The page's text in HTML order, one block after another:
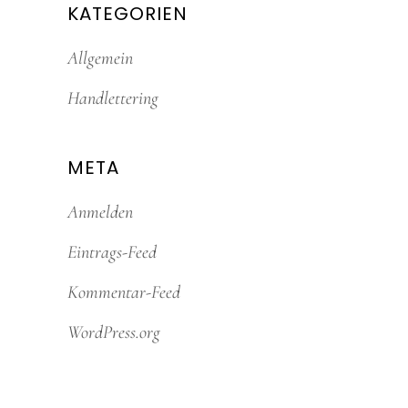
KATEGORIEN
Allgemein
Handlettering
META
Anmelden
Eintrags-Feed
Kommentar-Feed
WordPress.org